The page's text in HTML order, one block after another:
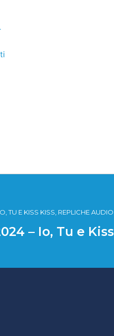
TU E KISS KISS, REPLICHE AUDIO
– Io, Tu e